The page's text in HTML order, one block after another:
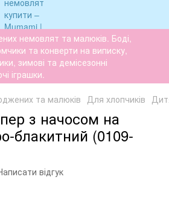
немовлят та малюків. Боді,
та конверти на виписку,
зимові та демісезонні
іграшки.
та малюків Для хлопчиків
з начосом на
блакитний (0109-
відгук